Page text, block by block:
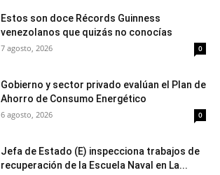
Estos son doce Récords Guinness
venezolanos que quizás no conocías
7 agosto, 2026 0
Gobierno y sector privado evalúan el Plan de
Ahorro de Consumo Energético
6 agosto, 2026 0
Jefa de Estado (E) inspecciona trabajos de
recuperación de la Escuela Naval en La...